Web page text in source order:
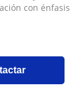
con énfasis